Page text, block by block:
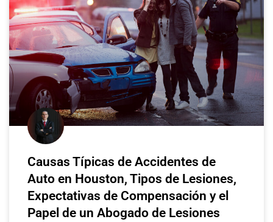
Causas Típicas de Accidentes de
Auto en Houston, Tipos de Lesiones,
Expectativas de Compensación y el
Papel de un Abogado de Lesiones